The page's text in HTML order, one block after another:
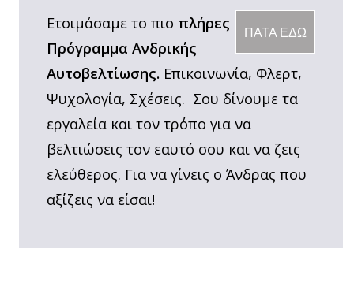
ΠΑΤΑ ΕΔΩ
Ετοιμάσαμε το πιο πλήρες
Πρόγραμμα Ανδρικής
Αυτοβελτίωσης. Επικοινωνία, Φλερτ,
Ψυχολογία, Σχέσεις. Σου δίνουμε τα
εργαλεία και τον τρόπο για να
βελτιώσεις τον εαυτό σου και να ζεις
ελεύθερος. Για να γίνεις ο Άνδρας που
αξίζεις να είσαι!